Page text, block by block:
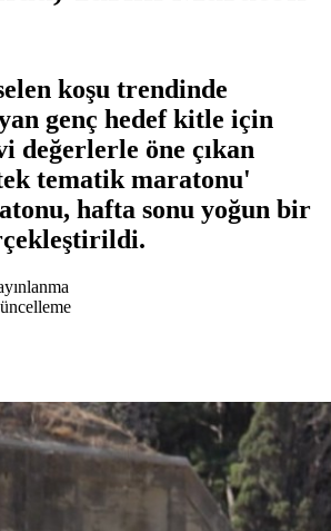
koşu trendinde
genç hedef kitle için
değerlerle öne çıkan
tematik maratonu'
hafta sonu yoğun bir